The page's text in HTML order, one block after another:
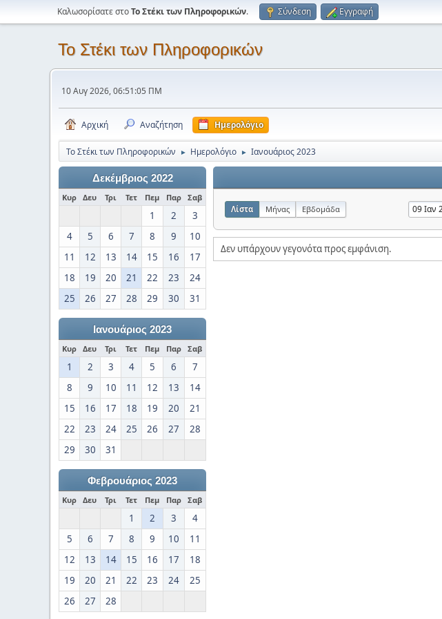
Καλωσορίσατε στοΤο Στέκι των Πληροφορικών. Σύνδεση Εγγραφή
Το Στέκι των Πληροφορικών
10 Αυγ 2026, 06:51:05 ΠΜ
Αρχική Αναζήτηση Ημερολόγιο
Το Στέκι των Πληροφορικών ► Ημερολόγιο ► Ιανουάριος 2023
Δεκέμβριος 2022
Κυρ Δευ Τρι Τετ Πεμ Παρ Σαβ
1 2
3
4
5 6 7 8 9
10
11
12 13 14 15 16
17
18
19 20 21 22 23
24
25
26 27 28 29 30 31
Ιανουάριος 2023
Κυρ Δευ Τρι Τετ Πεμ Παρ Σαβ
1 2 3 4 5 6
7
8
9 10 11 12 13
14
15
16 17 18 19 20
21
22
23 24 25 26 27
28
29
30 31
Φεβρουάριος 2023
Κυρ Δευ Τρι Τετ Πεμ Παρ Σαβ
1 2 3
4
5
6 7 8 9 10
11
12
13 14 15 16 17
18
19
20 21 22 23 24
25
26
27 28
Λίστα Μήνας Εβδομάδα
Δεν υπάρχουν γεγονότα προς εμφάνιση.